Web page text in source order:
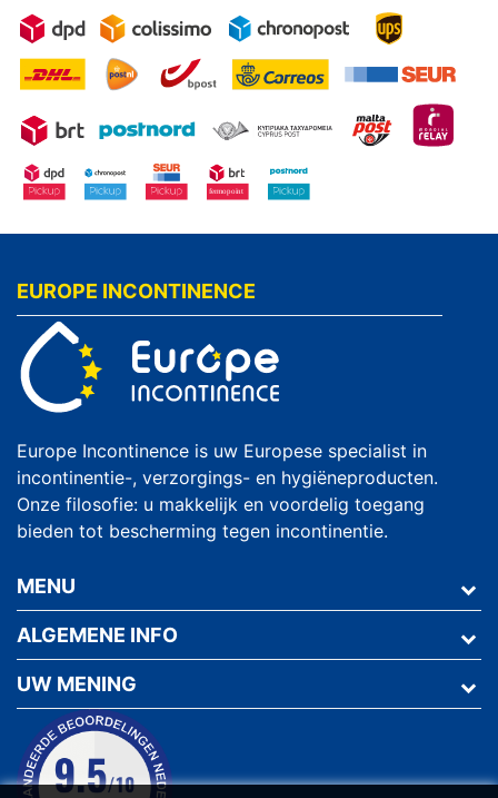
EUROPE INCONTINENCE
Europe Incontinence is uw Europese specialist in
incontinentie-, verzorgings- en hygiëneproducten.
Onze filosofie: u makkelijk en voordelig toegang
bieden tot bescherming tegen incontinentie.
MENU
ALGEMENE INFO
UW MENING